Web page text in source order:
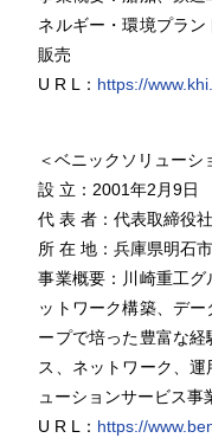
ネルギー・環境プラン
販売
U R L： https://
＜ベニックソリューシ
設 立：2001年2月9日
代 表 者：代表取締役
所 在 地：兵庫県明石
事業概要：川崎重工
ットワーク構築、デ
ープで培った豊富な
ス、ネットワーク、
ューションサービス事
U R L： https://